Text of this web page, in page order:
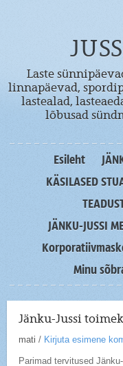
Laste
linnapäevad,
lastealad,
lõbusad
Esileht
KÄSILASED
JÄNKU-JUSSI
Minu
Jänku-Jussi
mati / Kirjuta esimene
Parimad tervitused